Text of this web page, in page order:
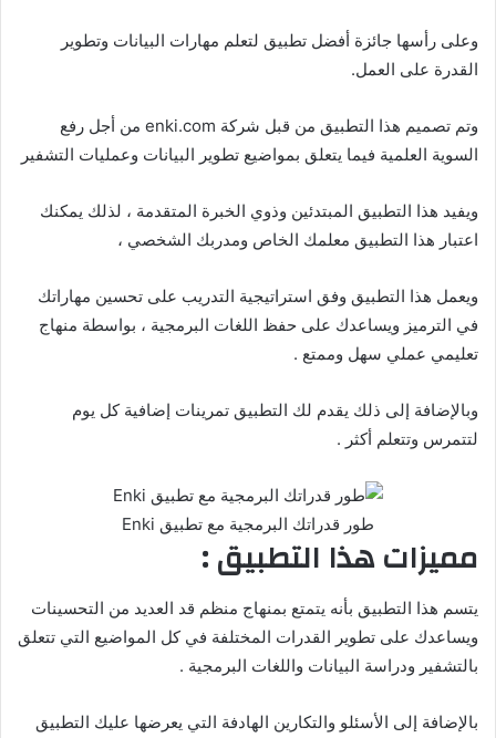
وعلى رأسها جائزة أفضل تطبيق لتعلم مهارات البيانات وتطوير
القدرة على العمل.
وتم تصميم هذا التطبيق من قبل شركة enki.com من أجل رفع
السوية العلمية فيما يتعلق بمواضيع تطوير البيانات وعمليات التشفير
ويفيد هذا التطبيق المبتدئين وذوي الخبرة المتقدمة ، لذلك يمكنك
اعتبار هذا التطبيق معلمك الخاص ومدربك الشخصي ،
ويعمل هذا التطبيق وفق استراتيجية التدريب على تحسين مهاراتك
في الترميز ويساعدك على حفظ اللغات البرمجية ، بواسطة منهاج
تعليمي عملي سهل وممتع .
وبالإضافة إلى ذلك يقدم لك التطبيق تمرينات إضافية كل يوم
لتتمرس وتتعلم أكثر .
طور قدراتك البرمجية مع تطبيق Enki
مميزات هذا التطبيق :
يتسم هذا التطبيق بأنه يتمتع بمنهاج منظم قد العديد من التحسينات
ويساعدك على تطوير القدرات المختلفة في كل المواضيع التي تتعلق
بالتشفير ودراسة البيانات واللغات البرمجية .
بالإضافة إلى الأسئلو والتكارين الهادفة التي يعرضها عليك التطبيق